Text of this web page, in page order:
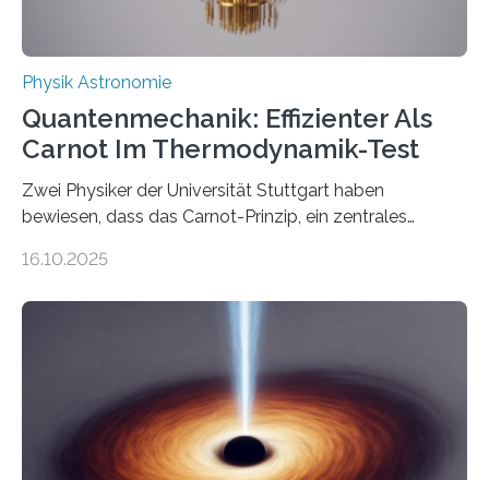
Physik Astronomie
Quantenmechanik: Effizienter Als
Carnot Im Thermodynamik-Test
Zwei Physiker der Universität Stuttgart haben
bewiesen, dass das Carnot-Prinzip, ein zentrales
Größenordnung von Atomen gilt, deren physikalische
Quantenmotoren voranbringen. Das
Wissenschaftsjournal Science Advances veröffentlichte
die Herleitung. (DOI: 10.1126/sciadv.adw8462)
Verbrennungsmotoren oder Dampfturbinen sind
16.10.2025